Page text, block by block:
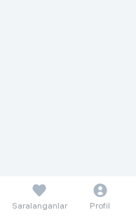
Saralanganlar Profil